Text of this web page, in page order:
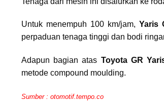
Untuk menempuh 100 km/jam,Yaris
perpaduan tenaga tinggi dan bodi
Adapun bagian atas Toyota GR
metode compound moulding.
Sumber : otomotif.tempo.co